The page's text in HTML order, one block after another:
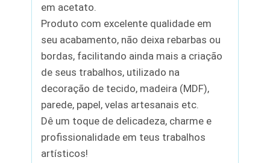
em acetato.
Produto com excelente qualidade em
seu acabamento, não deixa rebarbas ou
bordas, facilitando ainda mais a criação
de seus trabalhos, utilizado na
decoração de tecido, madeira (MDF),
parede, papel, velas artesanais etc.
Dê um toque de delicadeza, charme e
profissionalidade em teus trabalhos
artísticos!